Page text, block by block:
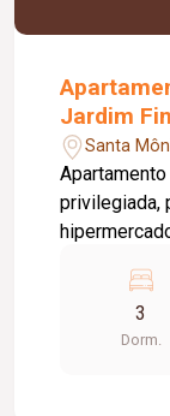
Jardim
Santa
privilegiada,
03 quartos,
oferecendo
família.
3
Dorm.